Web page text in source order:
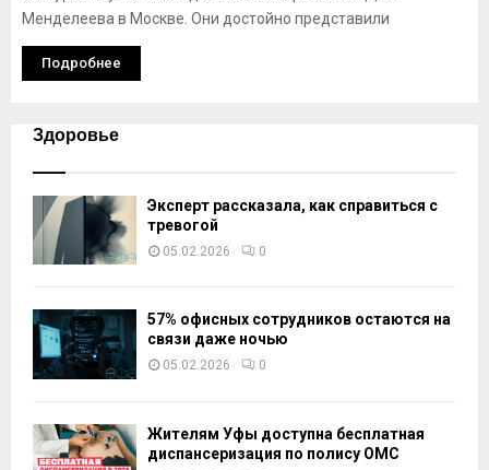
Менделеева в Москве. Они достойно представили
Подробнее
Здоровье
Эксперт рассказала, как справиться с
тревогой
05.02.2026 0
57% офисных сотрудников остаются на
связи даже ночью
05.02.2026 0
Жителям Уфы доступна бесплатная
диспансеризация по полису ОМС